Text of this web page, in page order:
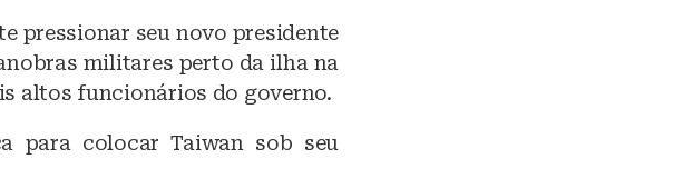
pressionar seu novo presidente
militares perto da ilha na
altos funcionários do governo.
para colocar Taiwan sob seu